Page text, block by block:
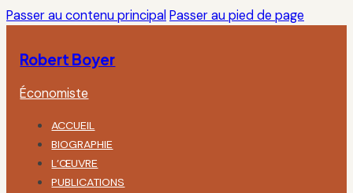
Passer au contenu principal Passer au pied de page
Robert Boyer
Économiste
ACCUEIL
BIOGRAPHIE
L’ŒUVRE
PUBLICATIONS